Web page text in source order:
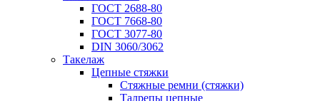
ГОСТ 2688-80
ГОСТ 7668-80
ГОСТ 3077-80
DIN 3060/3062
Такелаж
Цепные стяжки
Стяжные ремни (стяжки)
Талрепы цепные